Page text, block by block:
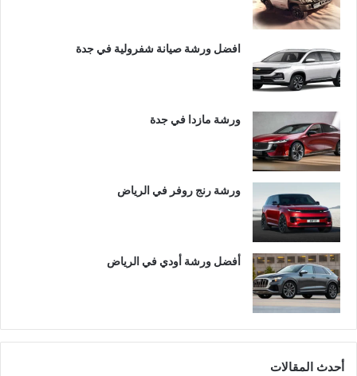
افضل ورشة صيانة شفرولية في جدة
ورشة مازدا في جدة
ورشة رنج روفر في الرياض
أفضل ورشة أودي في الرياض
أحدث المقالات